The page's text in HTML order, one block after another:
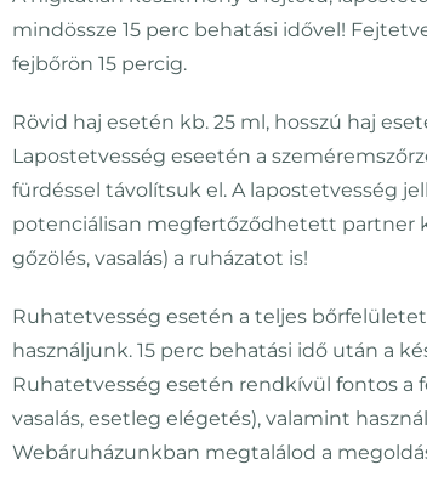
mindössze 15 perc behatási idővel!
fejbőrön 15 percig.
Rövid haj esetén kb. 25 ml, hosszú haj
Lapostetvesség eseetén a
fürdéssel távolítsuk el. A lapostetvesség
potenciálisan megfertőződhetett partner
gőzölés, vasalás) a ruházatot is!
Ruhatetvesség esetén a teljes
használjunk. 15 perc behatási idő után a
Ruhatetvesség esetén rendkívül fontos a
vasalás, esetleg elégetés), valamint
Webáruházunkban megtalálod a